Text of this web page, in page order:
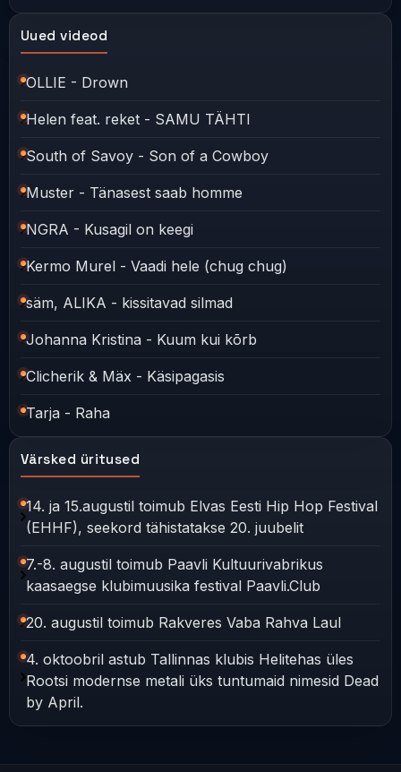
Uued videod
OLLIE - Drown
Helen feat. reket - SAMU TÄHTI
South of Savoy - Son of a Cowboy
Muster - Tänasest saab homme
NGRA - Kusagil on keegi
Kermo Murel - Vaadi hele (chug chug)
säm, ALIKA - kissitavad silmad
Johanna Kristina - Kuum kui kõrb
Clicherik & Mäx - Käsipagasis
Tarja - Raha
Värsked üritused
14. ja 15.augustil toimub Elvas Eesti Hip Hop Festival
(EHHF), seekord tähistatakse 20. juubelit
7.-8. augustil toimub Paavli Kultuurivabrikus
kaasaegse klubimuusika festival Paavli.Club
20. augustil toimub Rakveres Vaba Rahva Laul
4. oktoobril astub Tallinnas klubis Helitehas üles
Rootsi modernse metali üks tuntumaid nimesid Dead
by April.